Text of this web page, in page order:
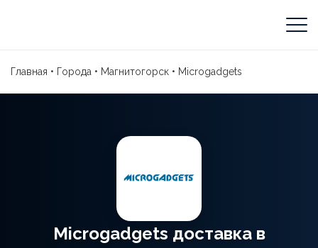
Главная • Города • Магнитогорск • Microgadgets
Microgadgets доставка в